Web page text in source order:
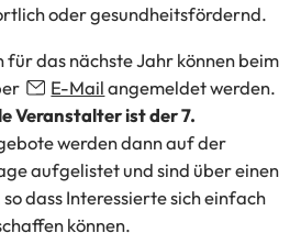
oder gesundheitsfördernd.
für das nächste Jahr können beim
E-Mailangemeldet werden.
Veranstalter ist der 7.
werden dann auf der
aufgelistet und sind über einen
dass Interessierte sich einfach
können.